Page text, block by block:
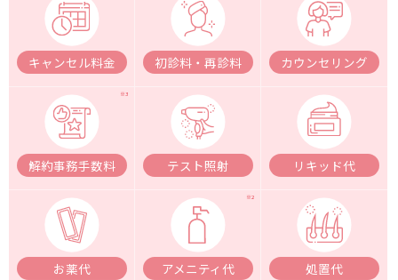
キャンセル料金 初診料・再診料 カウンセリング
解約事務手数料 テスト照射 リキッド代
お薬代 アメニティ代 処置代